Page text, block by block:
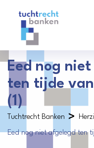
logo
Maak melding
Uitspraken
Over het
Tuchtcommissie
Commissie van
Eed nog
ten tijde
(1)
Tuchtrecht Banken >
Eed nog niet afgelegd ten